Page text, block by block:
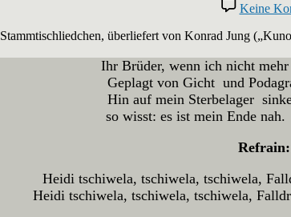
Keine
Stammtischliedchen, überliefert von Konrad Jung
Ihr Brüder, wenn ich nicht
Geplagt von Gicht und
Hin auf mein
so wisst: es ist mein
Refrain:
Heidi tschiwela, tschiwela, tschiwela,
Heidi tschiwela, tschiwela, tschiwela,